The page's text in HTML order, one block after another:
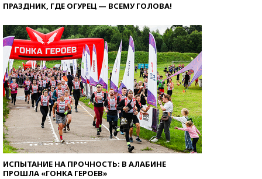
ПРАЗДНИК, ГДЕ ОГУРЕЦ — ВСЕМУ ГОЛОВА!
ИСПЫТАНИЕ НА ПРОЧНОСТЬ: В АЛАБИНЕ
ПРОШЛА «ГОНКА ГЕРОЕВ»